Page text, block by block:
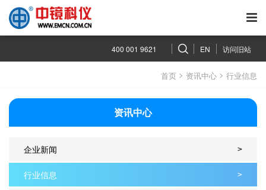
400 001 9621 EN 访问旧站
首页 > 资讯中心 > 行业信息
资讯中心
企业新闻 >
行业信息 >